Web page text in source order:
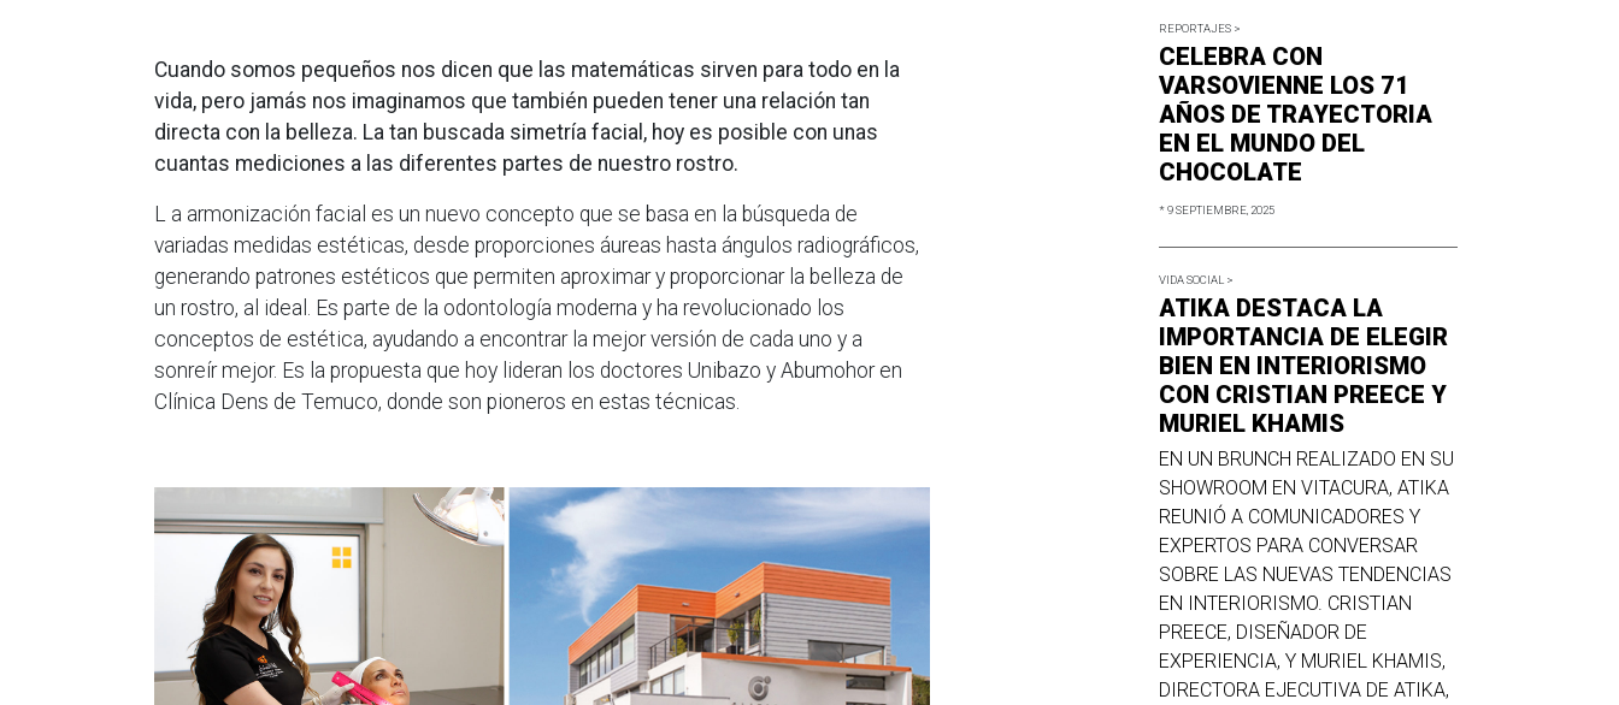
Cuando somos pequeños nos dicen que las matemáticas sirven para todo en la
vida, pero jamás nos imaginamos que también pueden tener una relación tan
directa con la belleza. La tan buscada simetría facial, hoy es posible con unas
cuantas mediciones a las diferentes partes de nuestro rostro.
L a armonización facial es un nuevo concepto que se basa en la búsqueda de
variadas medidas estéticas, desde proporciones áureas hasta ángulos radiográficos,
generando patrones estéticos que permiten aproximar y proporcionar la belleza de
un rostro, al ideal. Es parte de la odontología moderna y ha revolucionado los
conceptos de estética, ayudando a encontrar la mejor versión de cada uno y a
sonreír mejor. Es la propuesta que hoy lideran los doctores Unibazo y Abumohor en
Clínica Dens de Temuco, donde son pioneros en estas técnicas.
REPORTAJES >
CELEBRA CON
VARSOVIENNE LOS 71
AÑOS DE TRAYECTORIA
EN EL MUNDO DEL
CHOCOLATE
* 9 SEPTIEMBRE, 2025
VIDA SOCIAL >
ATIKA DESTACA LA
IMPORTANCIA DE ELEGIR
BIEN EN INTERIORISMO
CON CRISTIAN PREECE Y
MURIEL KHAMIS
EN UN BRUNCH REALIZADO EN SU
SHOWROOM EN VITACURA, ATIKA
REUNIÓ A COMUNICADORES Y
EXPERTOS PARA CONVERSAR
SOBRE LAS NUEVAS TENDENCIAS
EN INTERIORISMO. CRISTIAN
PREECE, DISEÑADOR DE
EXPERIENCIA, Y MURIEL KHAMIS,
DIRECTORA EJECUTIVA DE ATIKA,